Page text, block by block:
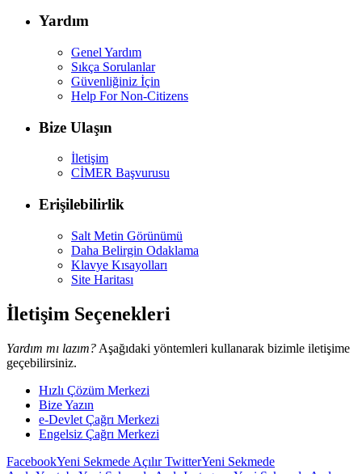
Yardım
Genel Yardım
Sıkça Sorulanlar
Güvenliğiniz İçin
Help For Non-Citizens
Bize Ulaşın
İletişim
CİMER Başvurusu
Erişilebilirlik
Salt Metin Görünümü
Daha Belirgin Odaklama
Klavye Kısayolları
Site Haritası
İletişim Seçenekleri
Yardım mı lazım? Aşağıdaki yöntemleri kullanarak bizimle iletişime
geçebilirsiniz.
Hızlı Çözüm Merkezi
Bize Yazın
e-Devlet Çağrı Merkezi
Engelsiz Çağrı Merkezi
FacebookYeni Sekmede AçılırTwitterYeni Sekmede